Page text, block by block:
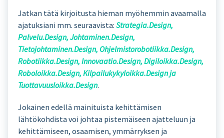
Jatkan tätä kirjoitusta hieman myöhemmin avaamalla
ajatuksiani mm. seuraavista: Strategia.Design,
Palvelu.Design, Johtaminen.Design,
Tietojohtaminen.Design, Ohjelmistorobotiikka.Design,
Robotiikka.Design, Innovaatio.Design, Digiloikka.Design,
Roboloikka.Design, Kilpailukykyloikka.Design ja
Tuottavuusloikka.Design.
Jokainen edellä mainituista kehittämisen
lähtökohdista voi johtaa pistemäiseen ajatteluun ja
kehittämiseen, osaamisen, ymmärryksen ja